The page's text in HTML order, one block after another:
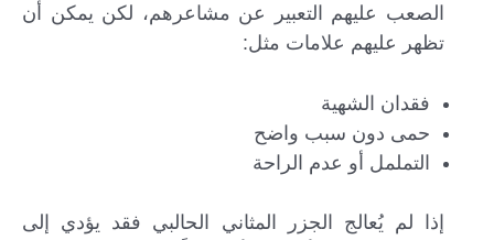
الصعب عليهم التعبير عن مشاعرهم، لكن يمكن أن
تظهر عليهم علامات مثل:
فقدان الشهية
حمى دون سبب واضح
التململ أو عدم الراحة
إذا لم يُعالج الجزر المثاني الحالبي فقد يؤدي إلى